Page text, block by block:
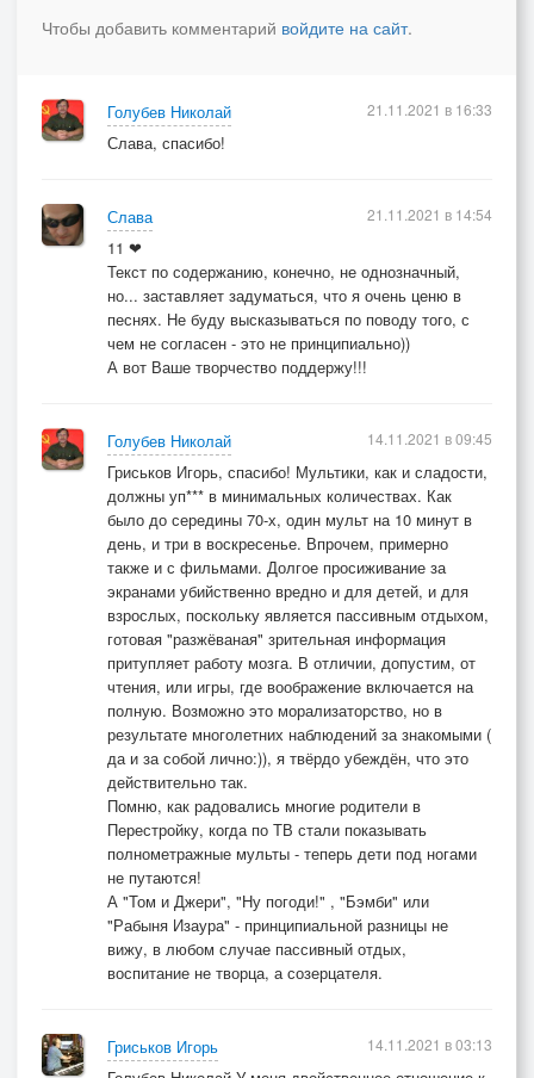
Дать нам Соединённые Штаты,
Где без всунутого в зад паяльника,
Без милиционера – пройдохи,
Детектив пролетарской эпохи?
В души плевки ежечасные
Нам изрыгает экран,
Ой до чего мы несчастные,
Хоть выходи на майдан!
Чтобы добавить комментарий войдите на сайт.
Голубев Николай
Слава, спасибо!
21.11.2021 в 16:33
Слава
11 ❤
Текст по содержанию, конечно, не однозначный,
но... заставляет задуматься, что я очень ценю в
песнях. Не буду высказываться по поводу того, с
чем не согласен - это не принципиально))
А вот Ваше творчество поддержу!!!
21.11.2021 в 14:54
Голубев Николай
Гриськов Игорь, спасибо! Мультики, как и сладости,
должны уп*** в минимальных количествах. Как
было до середины 70-х, один мульт на 10 минут в
день, и три в воскресенье. Впрочем, примерно
также и с фильмами. Долгое просиживание за
экранами убийственно вредно и для детей, и для
взрослых, поскольку является пассивным отдыхом,
готовая "разжёваная" зрительная информация
притупляет работу мозга. В отличии, допустим, от
чтения, или игры, где воображение включается на
полную. Возможно это морализаторство, но в
результате многолетних наблюдений за знакомыми (
да и за собой лично:)), я твёрдо убеждён, что это
действительно так.
Помню, как радовались многие родители в
Перестройку, когда по ТВ стали показывать
полнометражные мульты - теперь дети под ногами
не путаются!
А "Том и Джери", "Ну погоди!" , "Бэмби" или
"Рабыня Изаура" - принципиальной разницы не
вижу, в любом случае пассивный отдых,
воспитание не творца, а созерцателя.
14.11.2021 в 09:45
Гриськов Игорь
14.11.2021 в 03:13